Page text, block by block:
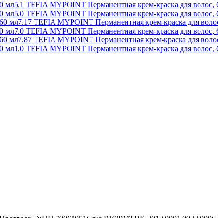
5.1 TEFIA MYPOINT Перманентная крем-краска для волос,
5.0 TEFIA MYPOINT Перманентная крем-краска для волос,
7.17 TEFIA MYPOINT Перманентная крем-краска для
7.0 TEFIA MYPOINT Перманентная крем-краска для волос,
7.87 TEFIA MYPOINT Перманентная крем-краска для
1.0 TEFIA MYPOINT Перманентная крем-краска для волос,